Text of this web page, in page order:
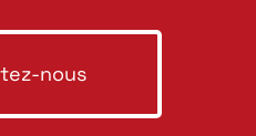
nous